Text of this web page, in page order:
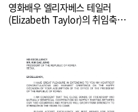
영화배우 엘리자베스 테일러
(Elizabeth Taylor)의 취임축하